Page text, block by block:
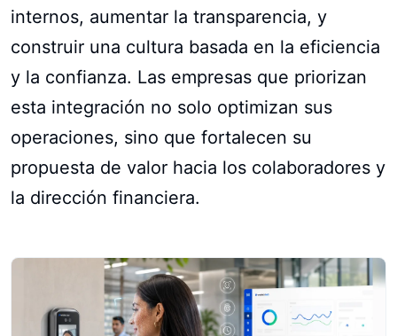
internos, aumentar la transparencia, y
construir una cultura basada en la eficiencia
y la confianza. Las empresas que priorizan
esta integración no solo optimizan sus
operaciones, sino que fortalecen su
propuesta de valor hacia los colaboradores y
la dirección financiera.